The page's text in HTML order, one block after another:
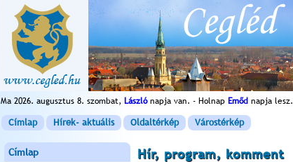
Ma 2026. augusztus 8. szombat, Lászlónapja van. - Holnap Emőd napja lesz.
Címlap Hírek- aktuális Oldaltérkép Várostérkép
Címlap
Hír, program, komment